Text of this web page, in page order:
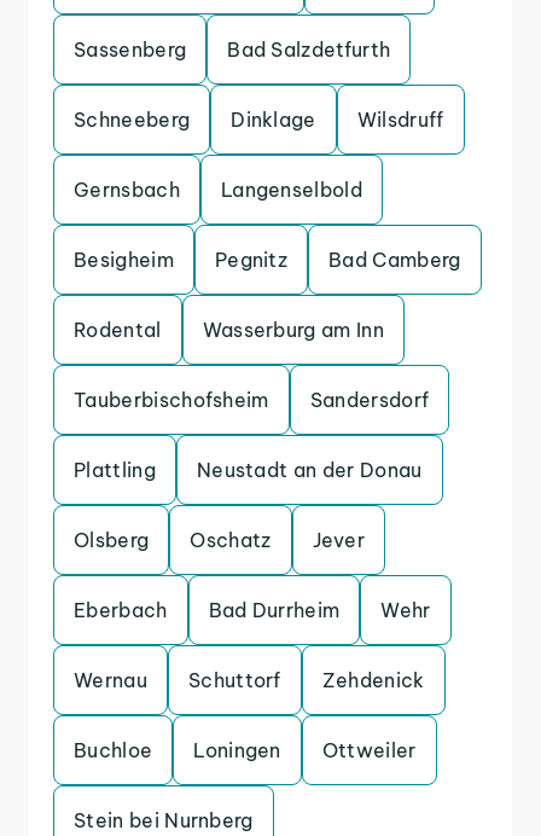
Sassenberg Bad Salzdetfurth
Schneeberg Dinklage Wilsdruff
Gernsbach Langenselbold
Besigheim Pegnitz Bad Camberg
Rodental Wasserburg am Inn
Tauberbischofsheim Sandersdorf
Plattling Neustadt an der Donau
Olsberg Oschatz Jever
Eberbach Bad Durrheim Wehr
Wernau Schuttorf Zehdenick
Buchloe Loningen Ottweiler
Stein bei Nurnberg